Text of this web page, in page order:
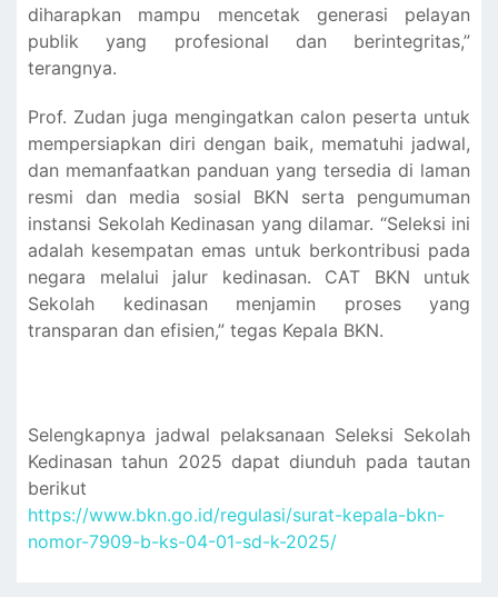
diharapkan mampu mencetak generasi pelayan
publik yang profesional dan berintegritas,”
terangnya.
Prof. Zudan juga mengingatkan calon peserta untuk
mempersiapkan diri dengan baik, mematuhi jadwal,
dan memanfaatkan panduan yang tersedia di laman
resmi dan media sosial BKN serta pengumuman
instansi Sekolah Kedinasan yang dilamar. “Seleksi ini
adalah kesempatan emas untuk berkontribusi pada
negara melalui jalur kedinasan. CAT BKN untuk
Sekolah kedinasan menjamin proses yang
transparan dan efisien,” tegas Kepala BKN.
Selengkapnya jadwal pelaksanaan Seleksi Sekolah
Kedinasan tahun 2025 dapat diunduh pada tautan
berikut
https://www.bkn.go.id/regulasi/surat-kepala-bkn-
nomor-7909-b-ks-04-01-sd-k-2025/